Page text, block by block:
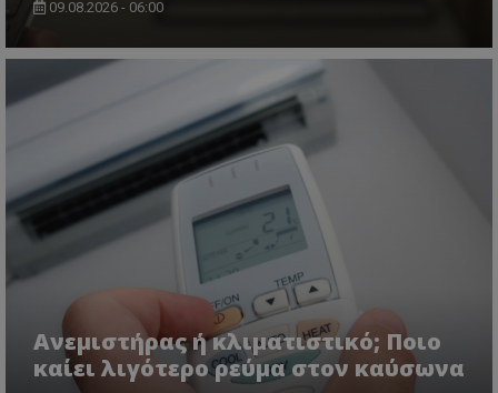
09.08.2026 - 06:00
Ανεμιστήρας ή κλιματιστικό; Ποιο
καίει λιγότερο ρεύμα στον καύσωνα